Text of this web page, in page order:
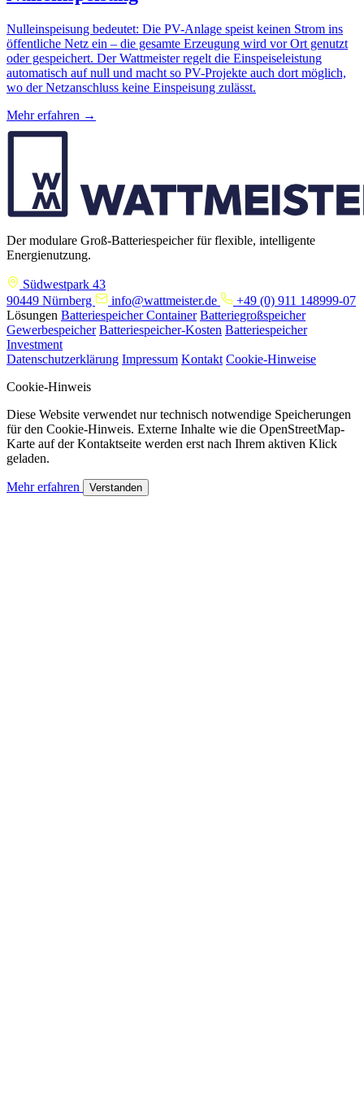
Nulleinspeisung bedeutet: Die PV-Anlage speist keinen Strom ins
öffentliche Netz ein – die gesamte Erzeugung wird vor Ort genutzt
oder gespeichert. Der Wattmeister regelt die Einspeiseleistung
automatisch auf null und macht so PV-Projekte auch dort möglich,
wo der Netzanschluss keine Einspeisung zulässt.
Mehr erfahren →
Der modulare Groß-Batteriespeicher für flexible, intelligente
Energienutzung.
Südwestpark 43
90449 Nürnberg
info@wattmeister.de
+49 (0) 911 148999-07
Lösungen Batteriespeicher Container Batteriegroßspeicher
Gewerbespeicher Batteriespeicher-Kosten Batteriespeicher
Investment
Datenschutzerklärung Impressum Kontakt Cookie-Hinweise
Cookie-Hinweis
Diese Website verwendet nur technisch notwendige Speicherungen
für den Cookie-Hinweis. Externe Inhalte wie die OpenStreetMap-
Karte auf der Kontaktseite werden erst nach Ihrem aktiven Klick
geladen.
Mehr erfahren Verstanden